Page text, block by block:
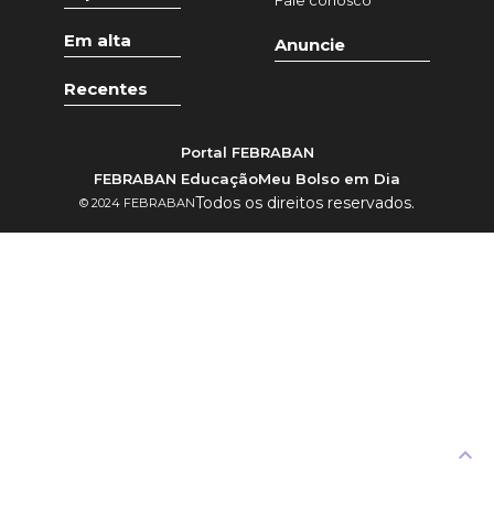
Em alta
Recentes
Anuncie
Portal FEBRABAN
FEBRABAN EducaçãoMeu Bolso em Dia
© 2024 FEBRABANTodos os direitos reservados.
keyboard_arrow_up